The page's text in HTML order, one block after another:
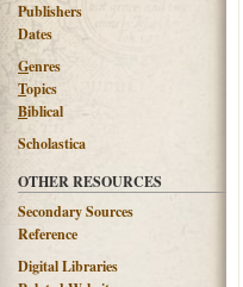
Publishers
Dates
Genres
Topics
Biblical
Scholastica
OTHER RESOURCES
Secondary Sources
Reference
Digital Libraries